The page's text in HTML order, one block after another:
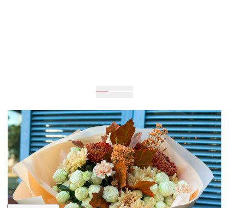
Очікується
50 см 50см
Розмір: